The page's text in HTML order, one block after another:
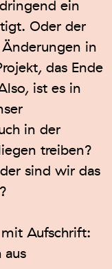
ein
Oder der
in
das Ende
ist es in
in der
treiben?
sind wir das